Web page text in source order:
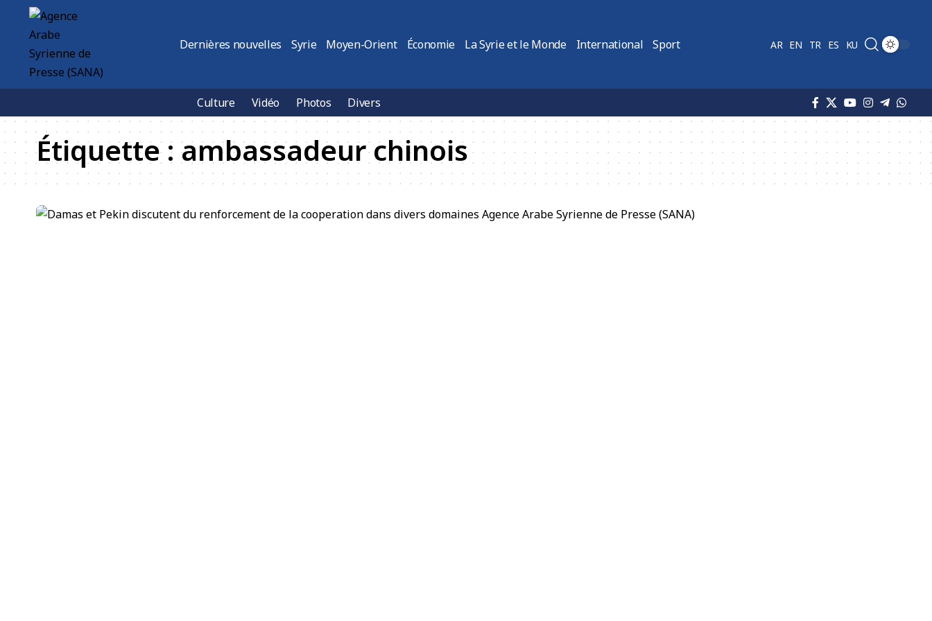
Dernières nouvelles Syrie Moyen-Orient Économie La Syrie et le Monde International Sport AR EN TR ES KU
Culture Vidéo Photos Divers
Étiquette : ambassadeur chinois